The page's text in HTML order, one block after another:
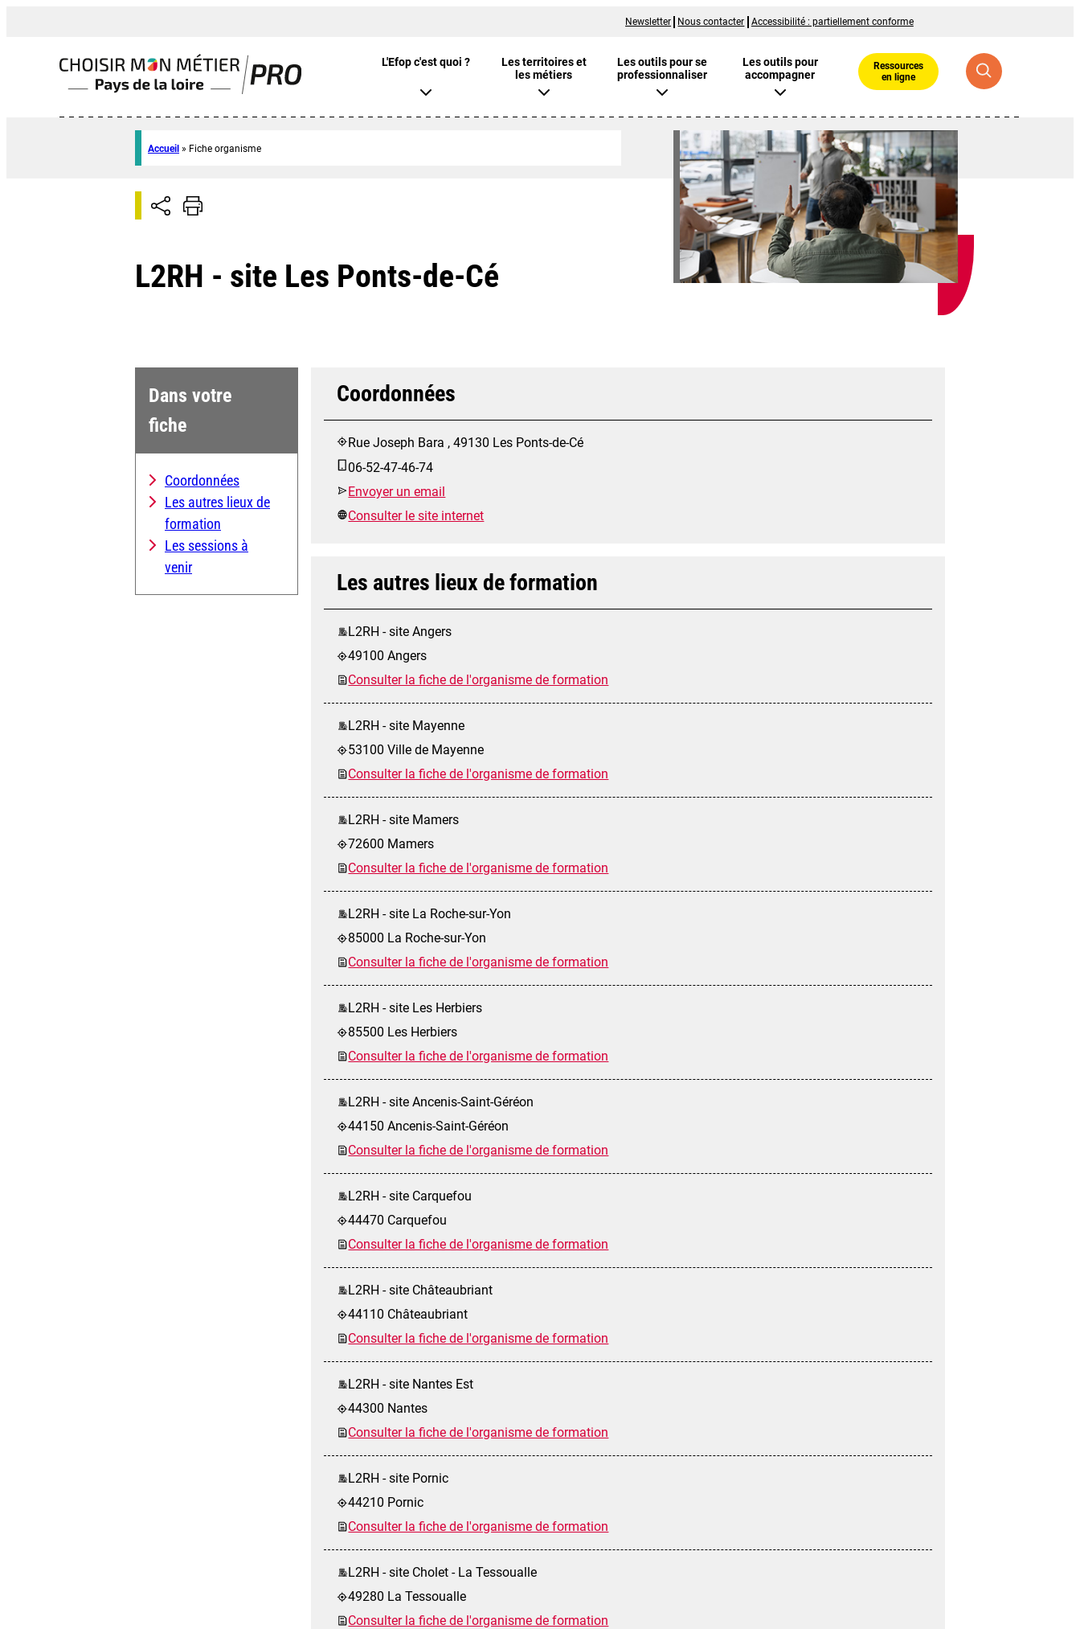
Newsletter Nous contacter Accessibilité : partiellement conforme
L'Efop c'est quoi ?
Les territoires et
les métiers
Les outils pour se
professionnaliser
Les outils pour
accompagner
Ressources
en ligne
Accueil » Fiche organisme
L2RH - site Les Ponts-de-Cé
Dans votre
fiche
Coordonnées
Les autres lieux de
formation
Les sessions à
venir
Coordonnées
Rue Joseph Bara , 49130 Les Ponts-de-Cé
06-52-47-46-74
Envoyer un email
Consulter le site internet
Les autres lieux de formation
L2RH - site Angers
49100 Angers
Consulter la fiche de l'organisme de formation
L2RH - site Mayenne
53100 Ville de Mayenne
Consulter la fiche de l'organisme de formation
L2RH - site Mamers
72600 Mamers
Consulter la fiche de l'organisme de formation
L2RH - site La Roche-sur-Yon
85000 La Roche-sur-Yon
Consulter la fiche de l'organisme de formation
L2RH - site Les Herbiers
85500 Les Herbiers
Consulter la fiche de l'organisme de formation
L2RH - site Ancenis-Saint-Géréon
44150 Ancenis-Saint-Géréon
Consulter la fiche de l'organisme de formation
L2RH - site Carquefou
44470 Carquefou
Consulter la fiche de l'organisme de formation
L2RH - site Châteaubriant
44110 Châteaubriant
Consulter la fiche de l'organisme de formation
L2RH - site Nantes Est
44300 Nantes
Consulter la fiche de l'organisme de formation
L2RH - site Pornic
44210 Pornic
Consulter la fiche de l'organisme de formation
L2RH - site Cholet - La Tessoualle
49280 La Tessoualle
Consulter la fiche de l'organisme de formation